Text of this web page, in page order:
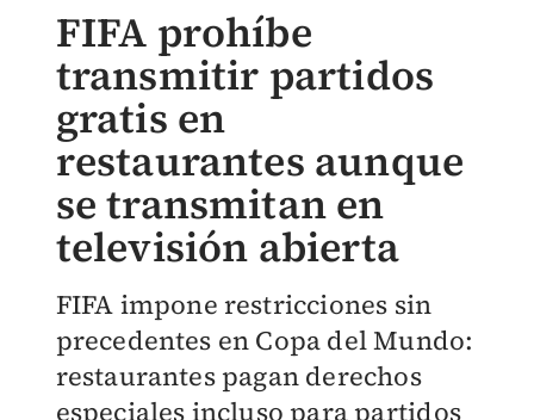
FIFA prohíbe
transmitir partidos
gratis en
restaurantes aunque
se transmitan en
televisión abierta
FIFA impone restricciones sin
precedentes en Copa del Mundo:
restaurantes pagan derechos
especiales incluso para partidos